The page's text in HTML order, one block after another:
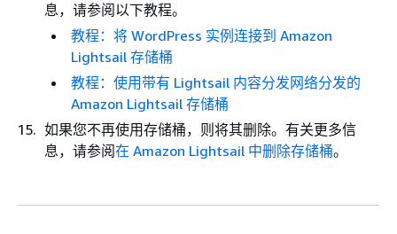
息，请参阅以下教程。
教程：将 WordPress 实例连接到 Amazon
Lightsail 存储桶
教程：使用带有 Lightsail 内容分发网络分发的
Amazon Lightsail 存储桶
如果您不再使用存储桶，则将其删除。有关更多信
息，请参阅在 Amazon Lightsail 中删除存储桶。